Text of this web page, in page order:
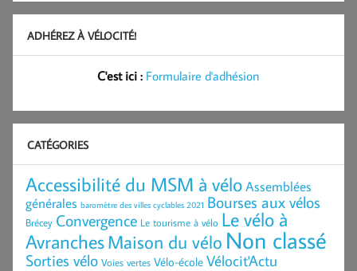
ADHÉREZ À VÉLOCITÉ!
C'est ici : Formulaire d'adhésion
CATÉGORIES
Accessibilité du MSM à véloAssemblées
générales baromètre des villes cyclables 2021 Bourses aux vélos
Brécey Convergence Le tourisme à vélo Le vélo à
AvranchesMaison du vélo Non classé
Sorties vélo Voies vertes Vélo-école Vélocit'Actu